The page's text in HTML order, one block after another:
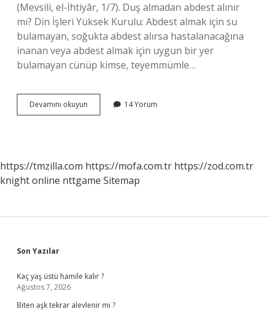
(Mevsili, el-İhtiyâr, 1/7). Duş almadan abdest alınır
mı? Din İşleri Yüksek Kurulu: Abdest almak için su
bulamayan, soğukta abdest alırsa hastalanacağına
inanan veya abdest almak için uygun bir yer
bulamayan cünüp kimse, teyemmümle…
Devamını okuyun
Alırken
14 Yorum
https://tmzilla.com https://mofa.com.tr https://zod.com.tr
knight online nttgame Sitemap
Sidebar
Son Yazılar
Kaç yaş üstü hamile kalır ?
Ağustos 7, 2026
Biten aşk tekrar alevlenir mi ?